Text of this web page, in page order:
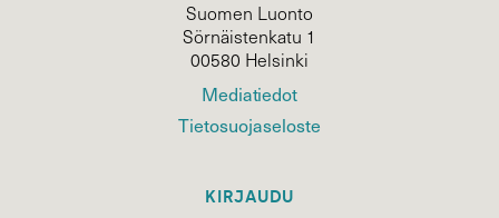
Suomen Luonto
Sörnäistenkatu 1
00580 Helsinki
Mediatiedot
Tietosuojaseloste
KIRJAUDU